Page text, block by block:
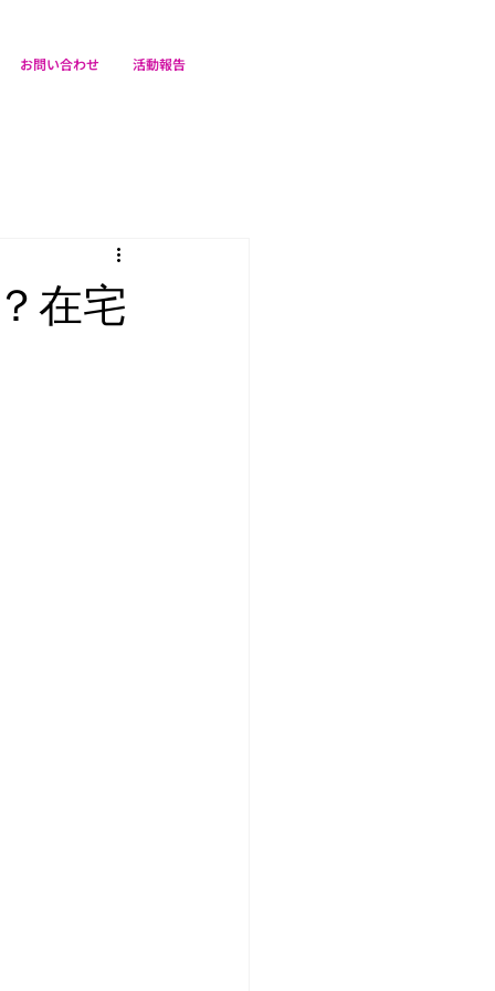
お問い合わせ 活動報告
在宅